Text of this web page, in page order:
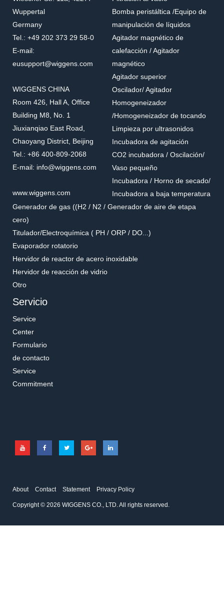
Wuppertal
Germany
Tel.: +49 202 373 29 58-0
E-mail:
eusupport@wiggens.com
WIGGENS CHINA
Room 426, Hall A, Office
Building M8, No. 1
Jiuxianqiao East Road,
Chaoyang District, Beijing
Tel.: +86 400-809-2068
E-mail: info@wiggens.com
www.wiggens.com
Bomba peristáltica /Equipo de
manipulación de líquidos
Agitador magnético de
calefacción / Agitador
magnético
Agitador superior
Oscilador/ Agitador
Homogeneizador
/Homogeneizador de tocando
Limpieza por ultrasonidos
Incubadora de agitación
CO2 incubadora / Oscilación/
Vaso pequeño
Incubadora / Horno de secado/
Incubadora a baja temperatura
Generador de gas ((H2 / N2 / Generador de aire de etapa
cero)
Titulador/Electroquímica ( PH / ORP / DO...)
Evaporador rotatorio
Hervidor de reactor de acero inoxidable
Hervidor de reacción de vidrio
Otro
Servicio
Service
Center
Formulario
de contacto
Service
Commitment
About Contact Statement Privacy Policy
Copyright © 2026 WIGGENS CO., LTD. All rights reserved.